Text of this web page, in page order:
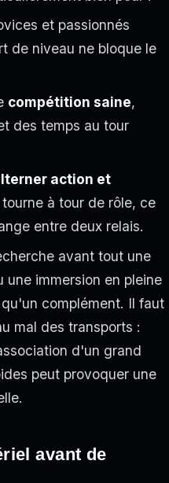
et passionnés
de niveau ne bloque le
compétition saine,
des temps au tour
action et
à tour de rôle, ce
entre deux relais.
avant tout une
une immersion en pleine
complément. Il faut
mal des transports :
d'un grand
peut provoquer une
avant de